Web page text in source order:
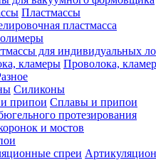
Пластмассы
пластмасса
для индивидуальных
Проволока,
Силиконы
Сплавы и припои
протезирования
и мостов